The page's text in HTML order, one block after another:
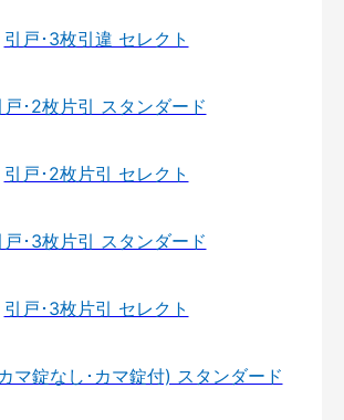
引戸･3枚引違 セレクト
戸･2枚片引 スタンダード
引戸･2枚片引 セレクト
戸･3枚片引 スタンダード
引戸･3枚片引 セレクト
マ錠なし･カマ錠付) スタンダード